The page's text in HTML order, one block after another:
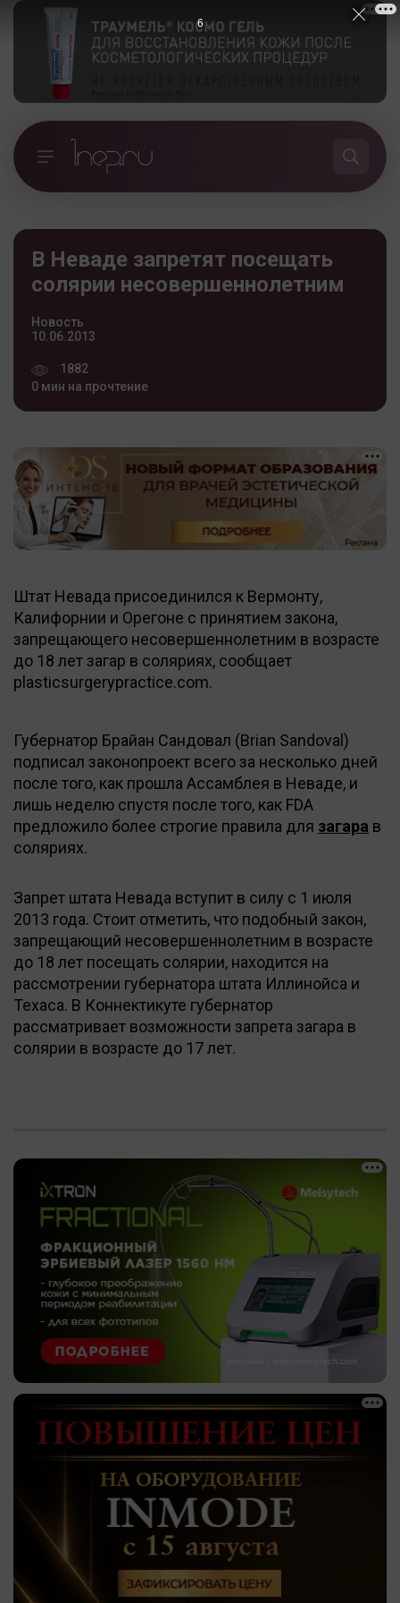
В Неваде запретят посещать
солярии несовершеннолетним
Новость
10.06.2013
1882
0 мин на прочтение
Штат Невада присоединился к Вермонту,
Калифорнии и Орегоне с принятием закона,
запрещающего несовершеннолетним в возрасте
до 18 лет загар в соляриях, сообщает
plasticsurgerypractice.com.
Губернатор Брайан Сандовал (Brian Sandoval)
подписал законопроект всего за несколько дней
после того, как прошла Ассамблея в Неваде, и
лишь неделю спустя после того, как FDA
предложило более строгие правила для загара в
соляриях.
Запрет штата Невада вступит в силу с 1 июля
2013 года. Стоит отметить, что подобный закон,
запрещающий несовершеннолетним в возрасте
до 18 лет посещать солярии, находится на
рассмотрении губернатора штата Иллинойса и
Техаса. В Коннектикуте губернатор
рассматривает возможности запрета загара в
солярии в возрасте до 17 лет.
5